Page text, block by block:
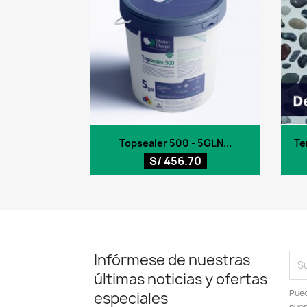
Vista rápida
Topsealer 500 - 5GLN...
S/ 456.70
Infórmese de nuestras
últimas noticias y ofertas
especiales